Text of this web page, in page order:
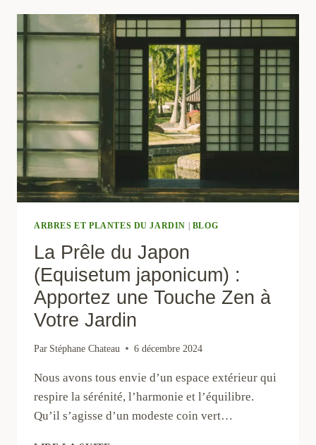
JARDIN
JAPONAIS
:
UN
CHOIX
ESTHÉTIQUE
DURABLE
ARBRES ET PLANTES DU JARDIN BLOG
La Prêle du Japon
(Equisetum japonicum) :
Apportez une Touche Zen à
Votre Jardin
Par Stéphane Chateau 6 décembre 2024
Nous avons tous envie d’un espace extérieur qui
respire la sérénité, l’harmonie et l’équilibre.
Qu’il s’agisse d’un modeste coin vert…